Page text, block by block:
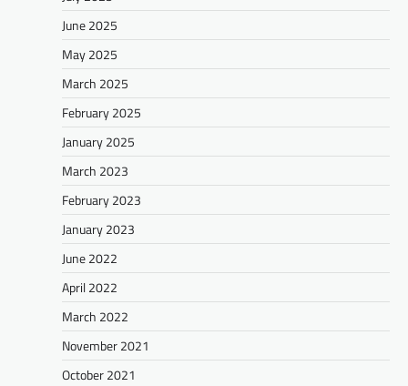
June 2025
May 2025
March 2025
February 2025
January 2025
March 2023
February 2023
January 2023
June 2022
April 2022
March 2022
November 2021
October 2021